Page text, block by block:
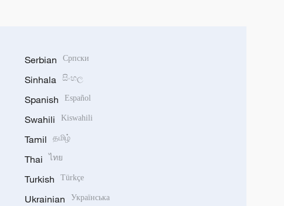
Serbian Српски
Sinhala සිංහල
Spanish Español
Swahili Kiswahili
Tamil தமிழ்
Thai ไทย
Turkish Türkçe
Ukrainian Українська